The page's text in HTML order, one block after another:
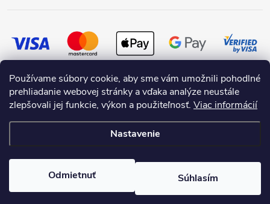
Používame súbory cookie, aby sme vám umožnili pohodlné
prehliadanie webovej stránky a vďaka analýze neustále
zlepšovali jej funkcie, výkon a použiteľnosť. Viac informácií
Nastavenie
Odmietnuť Súhlasím
SKRASLIMDOM.SK. Všetky práva vyhradené.